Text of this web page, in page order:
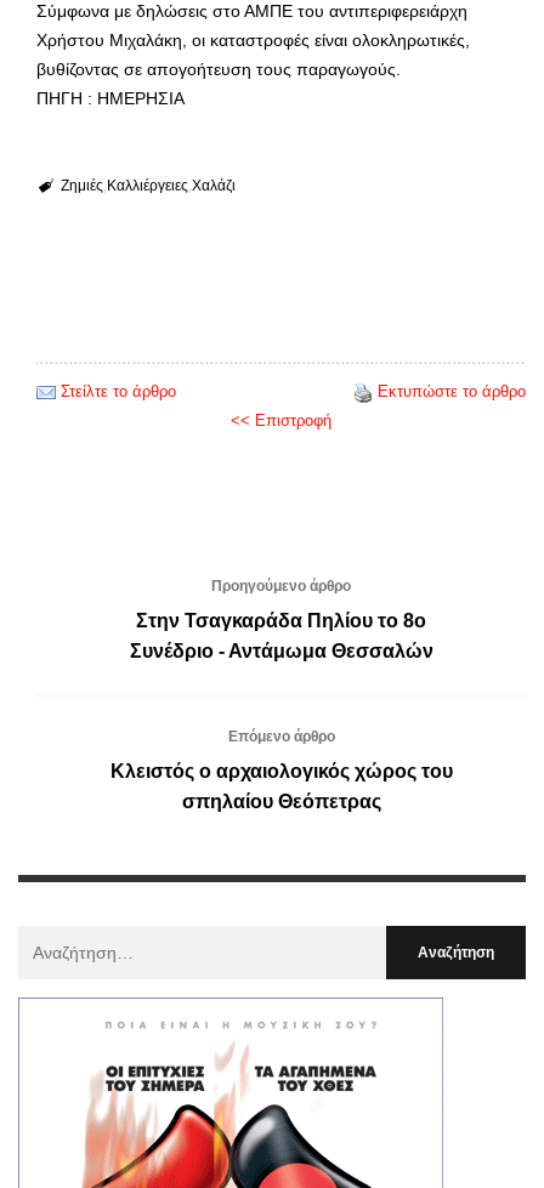
Σύμφωνα με δηλώσεις στο ΑΜΠΕ του αντιπεριφερειάρχη
Χρήστου Μιχαλάκη, οι καταστροφές είναι ολοκληρωτικές,
βυθίζοντας σε απογοήτευση τους παραγωγούς.
ΠΗΓΗ : ΗΜΕΡΗΣΙΑ
Ζημιές Καλλιέργειες Χαλάζι
Στείλτε το άρθρο
Εκτυπώστε το άρθρο
<< Επιστροφή
Προηγούμενο άρθρο
Στην Τσαγκαράδα Πηλίου το 8ο
Συνέδριο - Αντάμωμα Θεσσαλών
Επόμενο άρθρο
Κλειστός ο αρχαιολογικός χώρος του
σπηλαίου Θεόπετρας
: